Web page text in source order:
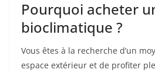
Pourquoi acheter
bioclimatique ?
Vous êtes à la recherche d’un
espace extérieur et de profiter